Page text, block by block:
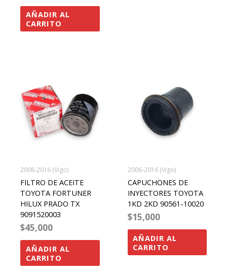
AÑADIR AL
CARRITO
2006-2016 (Vigo)
FILTRO DE ACEITE
TOYOTA FORTUNER
HILUX PRADO TX
9091520003
$45,000
AÑADIR AL
CARRITO
2006-2016 (Vigo)
CAPUCHONES DE
INYECTORES TOYOTA
1KD 2KD 90561-10020
$15,000
AÑADIR AL
CARRITO